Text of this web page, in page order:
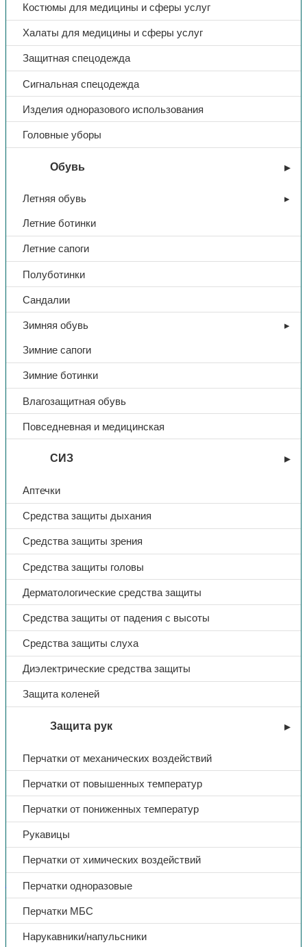
Костюмы для медицины и сферы услуг
Халаты для медицины и сферы услуг
Защитная спецодежда
Сигнальная спецодежда
Изделия одноразового использования
Головные уборы
Обувь
Летняя обувь
Летние ботинки
Летние сапоги
Полуботинки
Сандалии
Зимняя обувь
Зимние сапоги
Зимние ботинки
Влагозащитная обувь
Повседневная и медицинская
СИЗ
Аптечки
Средства защиты дыхания
Средства защиты зрения
Средства защиты головы
Дерматологические средства защиты
Средства защиты от падения с высоты
Средства защиты слуха
Диэлектрические средства защиты
Защита коленей
Защита рук
Перчатки от механических воздействий
Перчатки от повышенных температур
Перчатки от пониженных температур
Рукавицы
Перчатки от химических воздействий
Перчатки одноразовые
Перчатки МБС
Нарукавники/напульсники
Зимняя спецодежда
Костюм утеп. «Титан-Ультра»,
куртка/пк, тк.Смесовая,